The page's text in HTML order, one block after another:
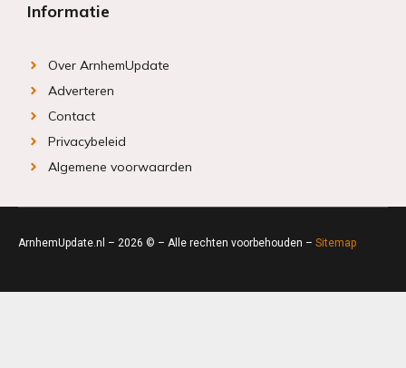
Informatie
Over ArnhemUpdate
Adverteren
Contact
Privacybeleid
Algemene voorwaarden
ArnhemUpdate.nl – 2026 © – Alle rechten voorbehouden – Sitemap